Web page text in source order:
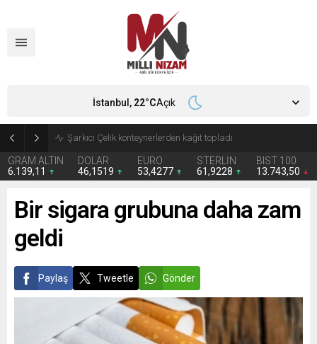
İran 2 ülkeyi birden vurdu
GRAM ALTIN
6.139,11
DOLAR
46,1519
EURO
53,4277
STERLİN
61,9228
BIST 100
13.743,50
İstanbul, 22°CAçık
Bir sigara grubuna daha zam
geldi
Paylaş Tweetle Gönder